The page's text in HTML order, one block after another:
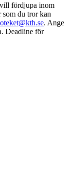
fördjupa inom
som du tror kan
. Ange
Deadline för